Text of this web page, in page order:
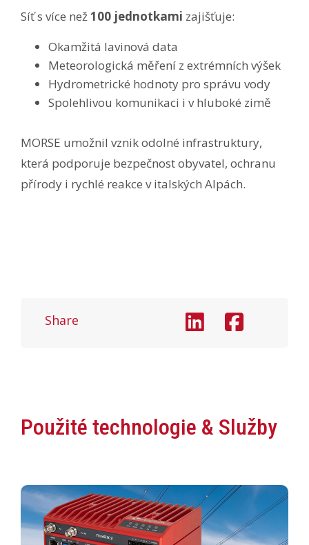
Síť s více než100 jednotkami zajišťuje:
Okamžitá lavinová data
Meteorologická měření z extrémních výšek
Hydrometrické hodnoty pro správu vody
Spolehlivou komunikaci i v hluboké zimě
MORSE umožnil vznik odolné infrastruktury,
která podporuje bezpečnost obyvatel, ochranu
přírody i rychlé reakce v italských Alpách.
Share
Použité technologie & Služby